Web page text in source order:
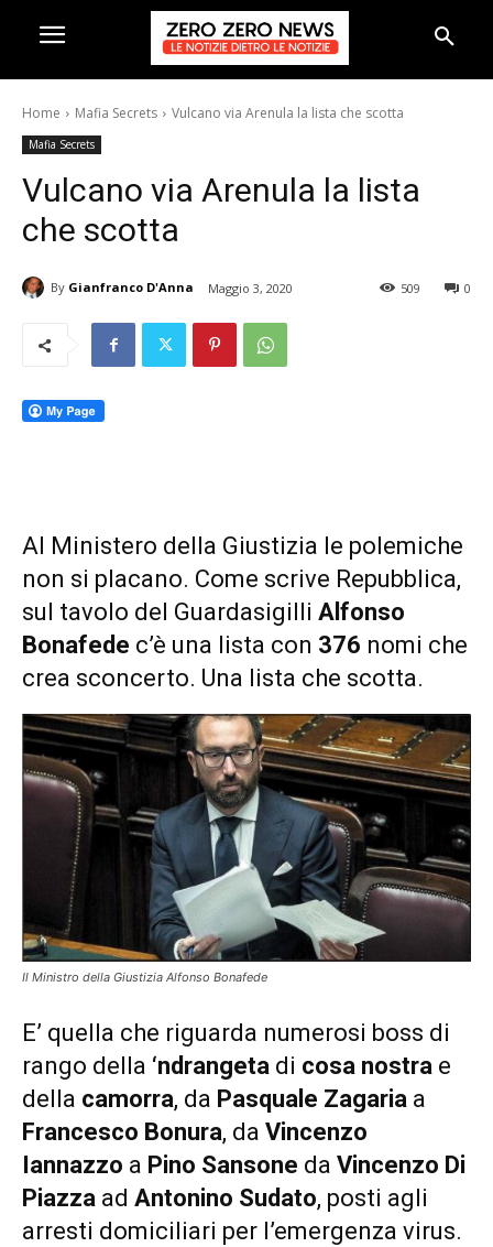
Home Mafia Secrets Vulcano via Arenula la lista che scotta
Mafia Secrets
Vulcano via Arenula la lista
che scotta
By Gianfranco D'Anna Maggio 3, 2020 0
509
Al Ministero della Giustizia le polemiche
non si placano. Come scrive Repubblica,
sul tavolo del Guardasigilli Alfonso
Bonafede c’è una lista con 376 nomi che
crea sconcerto. Una lista che scotta.
Il Ministro della Giustizia Alfonso Bonafede
E’ quella che riguarda numerosi boss di
rango della ‘ndrangeta di cosa nostra e
della camorra, da Pasquale Zagaria a
Francesco Bonura, da Vincenzo
Iannazzo a Pino Sansone da Vincenzo Di
Piazza ad Antonino Sudato, posti agli
arresti domiciliari per l’emergenza virus.